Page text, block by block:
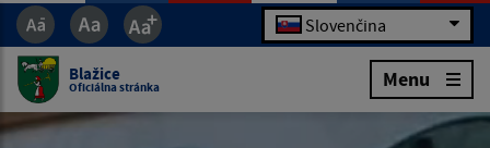
Slovenčina
Blažice
Oficiálna stránka Menu